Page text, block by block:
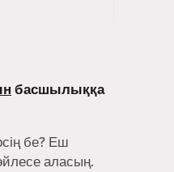
басшылыққа
бе? Еш
аласың.